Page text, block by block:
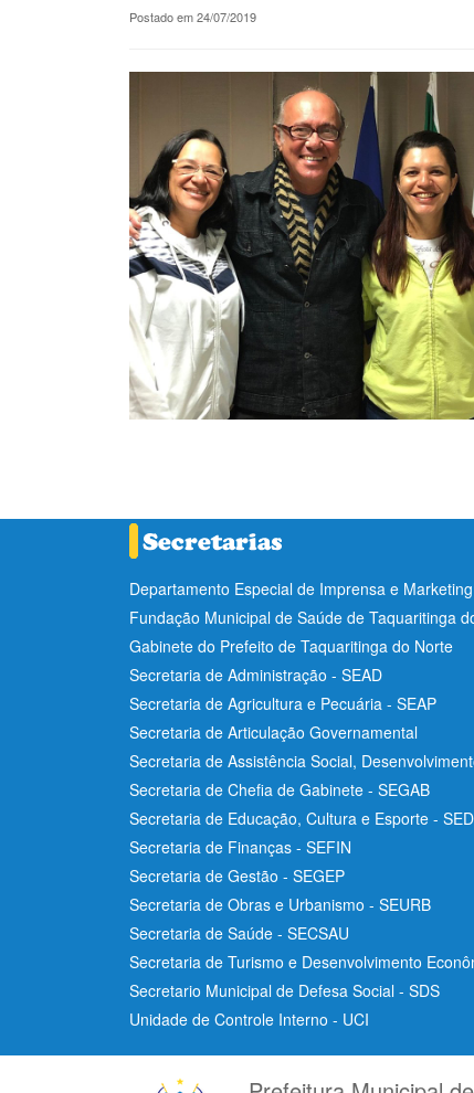
Postado em 24/07/2019
Departamento Especial de Imprensa e Marketing
Fundação Municipal de Saúde de Taquaritinga
Gabinete do Prefeito de Taquaritinga do Norte
Secretaria de Administração - SEAD
Secretaria de Agricultura e Pecuária - SEAP
Secretaria de Articulação Governamental
Secretaria de Assistência Social,
Secretaria de Chefia de Gabinete - SEGAB
Secretaria de Educação, Cultura e Esporte -
Secretaria de Finanças - SEFIN
Secretaria de Gestão - SEGEP
Secretaria de Obras e Urbanismo - SEURB
Secretaria de Saúde - SECSAU
Secretaria de Turismo e Desenvolvimento
Secretario Municipal de Defesa Social - SDS
Unidade de Controle Interno - UCI